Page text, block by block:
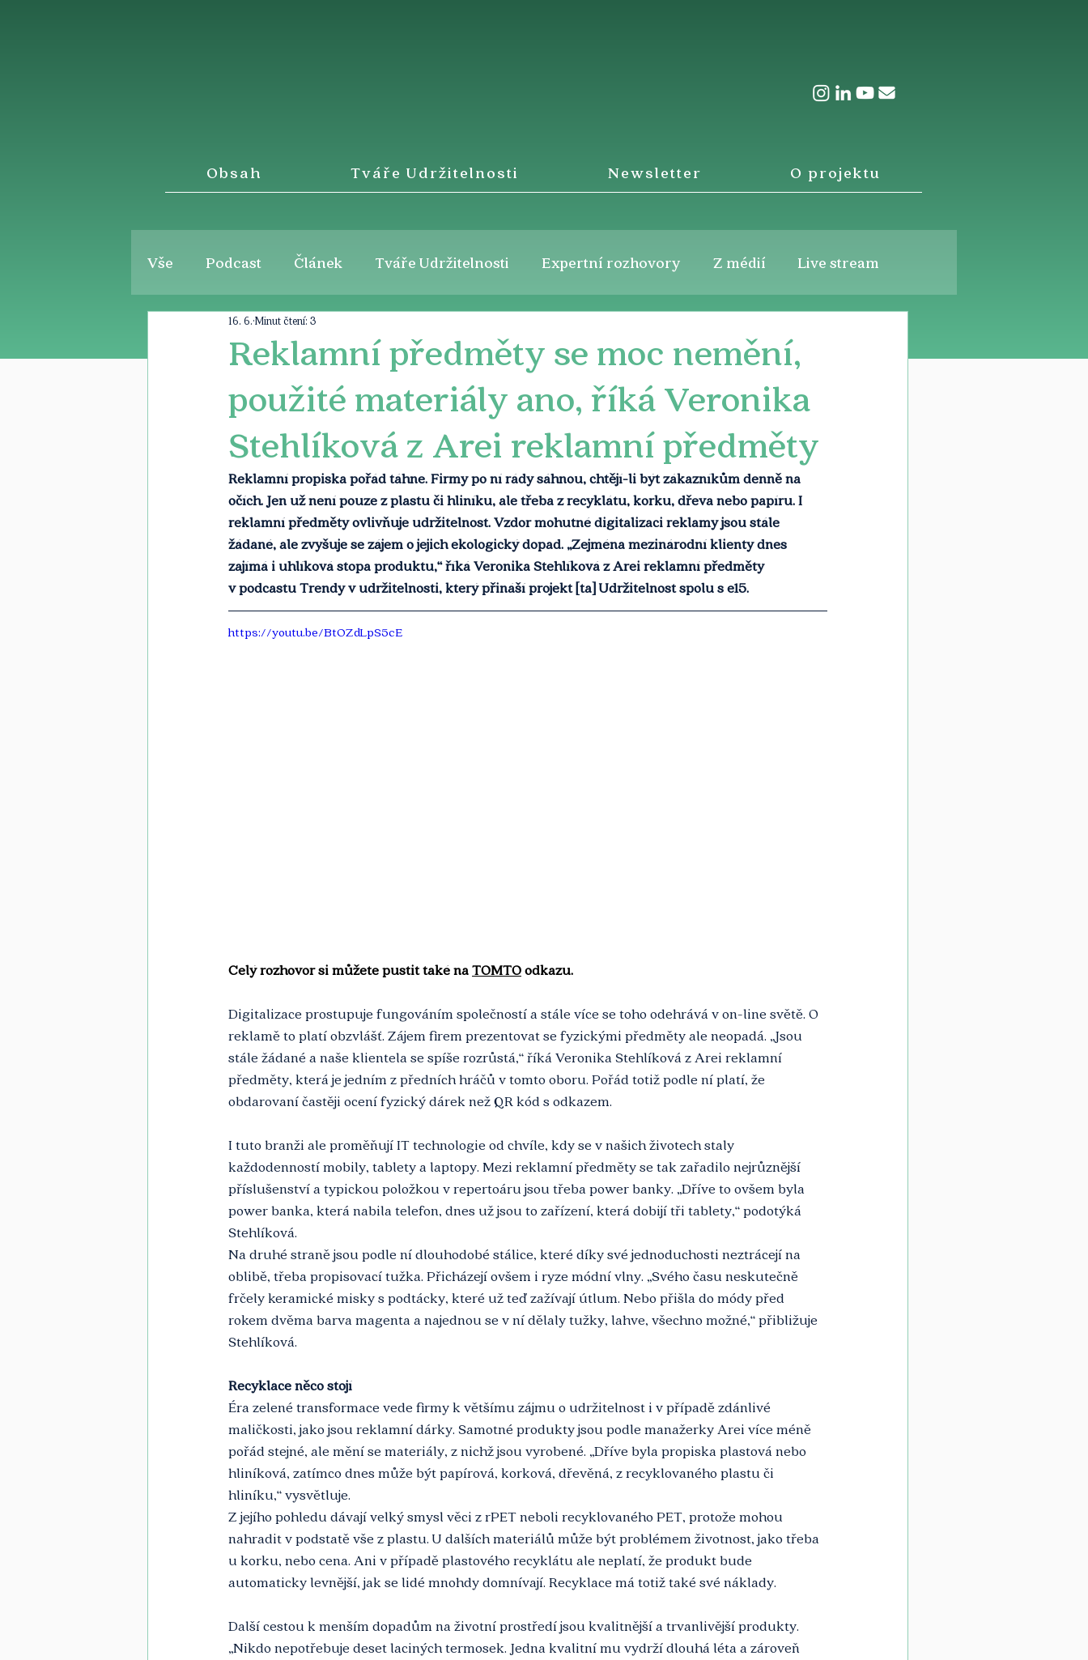
Obsah Tváře Udržitelnosti Newsletter O projektu
Vše Podcast Článek Tváře Udržitelnosti Expertní rozhovory Z médií Live stream
Reklamní předměty se moc nemění,
použité materiály ano, říká Veronika
Stehlíková z Arei reklamní předměty
16. 6. Minut čtení: 3
Reklamní propiska pořád táhne. Firmy po ní rády sáhnou, chtějí-li být zákazníkům denně na
očích. Jen už není pouze z plastu či hliníku, ale třeba z recyklátu, korku, dřeva nebo papíru. I
reklamní předměty ovlivňuje udržitelnost. Vzdor mohutné digitalizaci reklamy jsou stále
žádané, ale zvyšuje se zájem o jejich ekologický dopad. „Zejména mezinárodní klienty dnes
zajímá i uhlíková stopa produktu,“ říká Veronika Stehlíková z Arei reklamní předměty
v podcastu Trendy v udržitelnosti, který přináší projekt [ta] Udržitelnost spolu s e15.
https://youtu.be/BtOZdLpS5cE
Celý rozhovor si můžete pustit také na TOMTO odkazu.
Digitalizace prostupuje fungováním společností a stále více se toho odehrává v on-line světě. O
reklamě to platí obzvlášť. Zájem firem prezentovat se fyzickými předměty ale neopadá. „Jsou
stále žádané a naše klientela se spíše rozrůstá,“ říká Veronika Stehlíková z Arei reklamní
předměty, která je jedním z předních hráčů v tomto oboru. Pořád totiž podle ní platí, že
obdarovaní častěji ocení fyzický dárek než QR kód s odkazem.
I tuto branži ale proměňují IT technologie od chvíle, kdy se v našich životech staly
každodenností mobily, tablety a laptopy. Mezi reklamní předměty se tak zařadilo nejrůznější
příslušenství a typickou položkou v repertoáru jsou třeba power banky. „Dříve to ovšem byla
power banka, která nabila telefon, dnes už jsou to zařízení, která dobijí tři tablety,“ podotýká
Stehlíková.
Na druhé straně jsou podle ní dlouhodobé stálice, které díky své jednoduchosti neztrácejí na
oblibě, třeba propisovací tužka. Přicházejí ovšem i ryze módní vlny. „Svého času neskutečně
frčely keramické misky s podtácky, které už teď zažívají útlum. Nebo přišla do módy před
rokem dvěma barva magenta a najednou se v ní dělaly tužky, lahve, všechno možné,“ přibližuje
Stehlíková.
Recyklace něco stojí
Éra zelené transformace vede firmy k většímu zájmu o udržitelnost i v případě zdánlivé
maličkosti, jako jsou reklamní dárky. Samotné produkty jsou podle manažerky Arei více méně
pořád stejné, ale mění se materiály, z nichž jsou vyrobené. „Dříve byla propiska plastová nebo
hliníková, zatímco dnes může být papírová, korková, dřevěná, z recyklovaného plastu či
hliníku,“ vysvětluje.
Z jejího pohledu dávají velký smysl věci z rPET neboli recyklovaného PET, protože mohou
nahradit v podstatě vše z plastu. U dalších materiálů může být problémem životnost, jako třeba
u korku, nebo cena. Ani v případě plastového recyklátu ale neplatí, že produkt bude
automaticky levnější, jak se lidé mnohdy domnívají. Recyklace má totiž také své náklady.
Další cestou k menším dopadům na životní prostředí jsou kvalitnější a trvanlivější produkty.
„Nikdo nepotřebuje deset laciných termosek. Jedna kvalitní mu vydrží dlouhá léta a zároveň